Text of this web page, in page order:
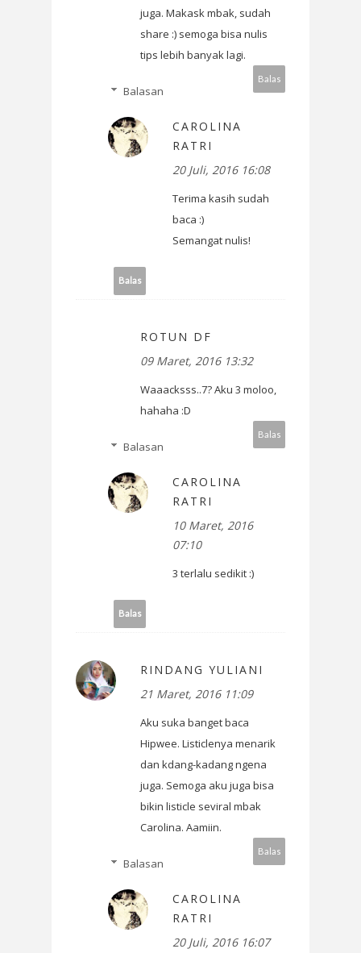
juga. Makask mbak, sudah
share :) semoga bisa nulis
tips lebih banyak lagi.
Balas
Balasan
CAROLINA
RATRI
20 Juli, 2016 16:08
Terima kasih sudah
baca :)
Semangat nulis!
Balas
ROTUN DF
09 Maret, 2016 13:32
Waaacksss..7? Aku 3 moloo,
hahaha :D
Balas
Balasan
CAROLINA
RATRI
10 Maret, 2016
07:10
3 terlalu sedikit :)
Balas
RINDANG YULIANI
21 Maret, 2016 11:09
Aku suka banget baca
Hipwee. Listiclenya menarik
dan kdang-kadang ngena
juga. Semoga aku juga bisa
bikin listicle seviral mbak
Carolina. Aamiin.
Balas
Balasan
CAROLINA
RATRI
20 Juli, 2016 16:07